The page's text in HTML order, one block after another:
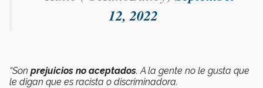
12, 2022
“Son prejuicios no aceptados. A la gente no le gusta que
le digan que es racista o discriminadora.